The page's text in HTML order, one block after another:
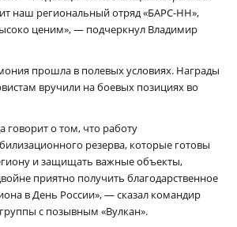
наш региональный отряд «БАРС-НН»,
ценим», — подчеркнул Владимир
прошла в полевых условиях. Награды
вручили на боевых позициях во
говорит о том, что работу
резерва, которые готовы
и защищать важные объекты,
приятно получить благодарственное
в День России», — сказал командир
с позывным «Вулкан».